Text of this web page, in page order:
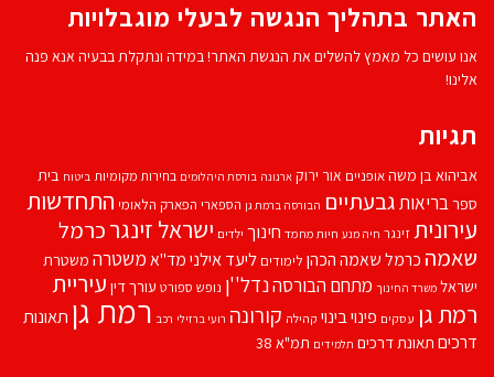
האתר בתהליך הנגשה לבעלי מוגבלויות
אנו עושים כל מאמץ להשלים את הנגשת האתר! במידה ונתקלת בבעיה אנא פנה
אלינו!
תגיות
אביהוא בן משהאופניים אור ירוק ארנונה בורסת היהלומים בחירות מקומיות ביטוח בית
ספרבריאותגבעתיים הבורסה ברמת גן הספארי הפארק הלאומי התחדשות
עירוניתזינגר חיה מנע חיות מחמד חינוך ילדים ישראל זינגרכרמל
שאמה כרמל שאמה הכהן לימודים ליעד אילנימד''אמשטרה משטרת
ישראל משרד החינוך מתחם הבורסהנדל''ן נופש ספורט עורך דין עיריית
רמת גן עסקים פינוי בינוי קהילה קורונה רועי ברזילי רכב רמת גן תאונות
דרכים תאונת דרכים תלמידים תמ"א 38